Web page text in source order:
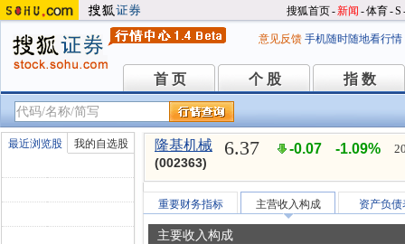
搜狐首页-新闻 -体育-S
意见反馈 手机随时随地看行情
首 页
首 页 个 股
个 股 指 数
指 数
最近浏览股 我的自选股 隆基机械
(002363)
6.37 -0.07 -1.09%
重要财务指标 主营收入构成 资产负债
主要收入构成